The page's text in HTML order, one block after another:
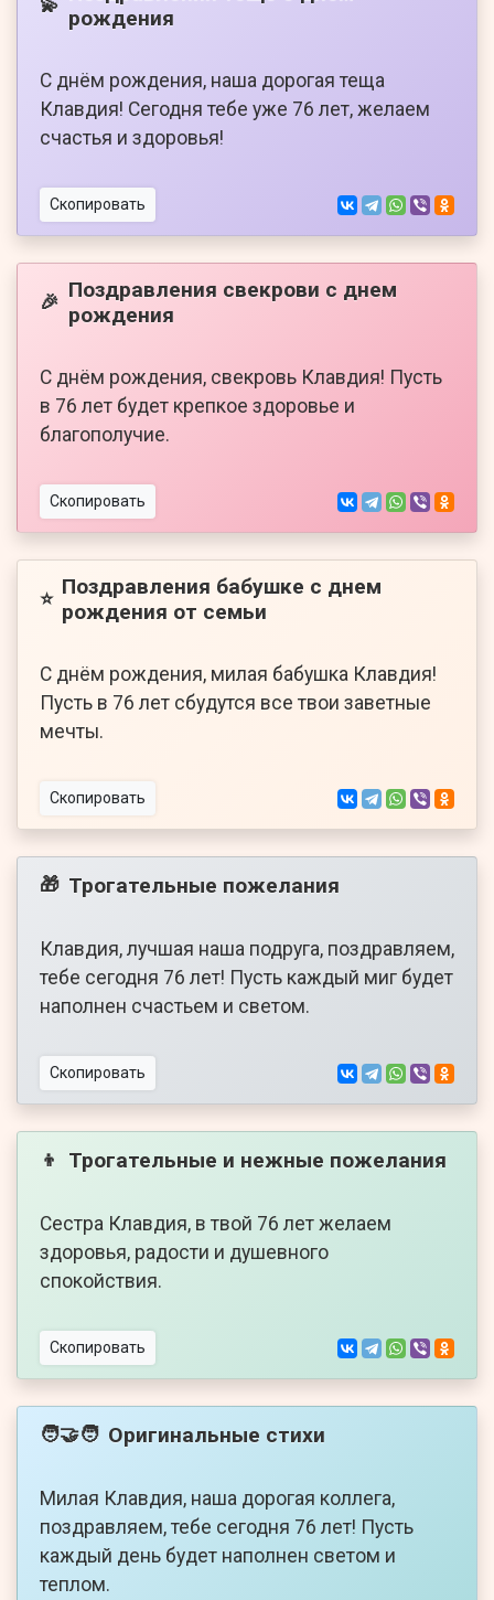
💫 рождения
С днём рождения, наша дорогая теща
Клавдия! Сегодня тебе уже 76 лет, желаем
счастья и здоровья!
Скопировать
🎉 Поздравления свекрови с днем
рождения
С днём рождения, свекровь Клавдия! Пусть
в 76 лет будет крепкое здоровье и
благополучие.
Скопировать
⭐ Поздравления бабушке с днем
рождения от семьи
С днём рождения, милая бабушка Клавдия!
Пусть в 76 лет сбудутся все твои заветные
мечты.
Скопировать
🎁 Трогательные пожелания
Клавдия, лучшая наша подруга, поздравляем,
тебе сегодня 76 лет! Пусть каждый миг будет
наполнен счастьем и светом.
Скопировать
👦 Трогательные и нежные пожелания
Сестра Клавдия, в твой 76 лет желаем
здоровья, радости и душевного
спокойствия.
Скопировать
🧑‍🤝‍🧑 Оригинальные стихи
Милая Клавдия, наша дорогая коллега,
поздравляем, тебе сегодня 76 лет! Пусть
каждый день будет наполнен светом и
теплом.